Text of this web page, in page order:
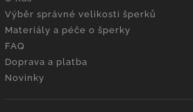
Výběr správné velikosti šperků
Materiály a péče o šperky
FAQ
Doprava a platba
Novinky